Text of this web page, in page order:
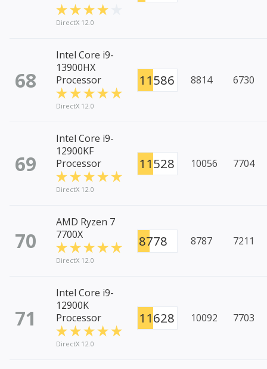
DirectX 12.0
68
Intel Core i9-
13900HX
Processor
DirectX 12.0
11586 8814 6730
69
Intel Core i9-
12900KF
Processor
DirectX 12.0
11528 10056 7704
70
AMD Ryzen 7
7700X
DirectX 12.0
8778 8787 7211
71
Intel Core i9-
12900K
Processor
DirectX 12.0
11628 10092 7703